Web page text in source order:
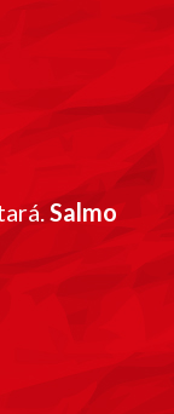
Salmo